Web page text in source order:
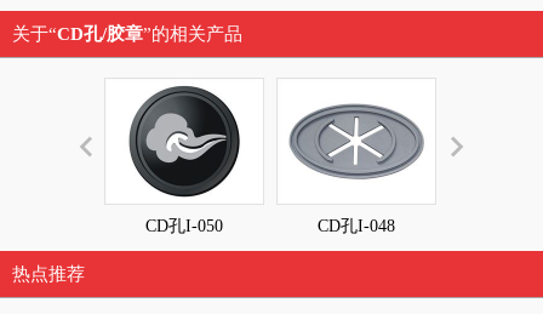
关于“CD孔/胶章”的相关产品
CD孔I-050 CD孔I-048
热点推荐